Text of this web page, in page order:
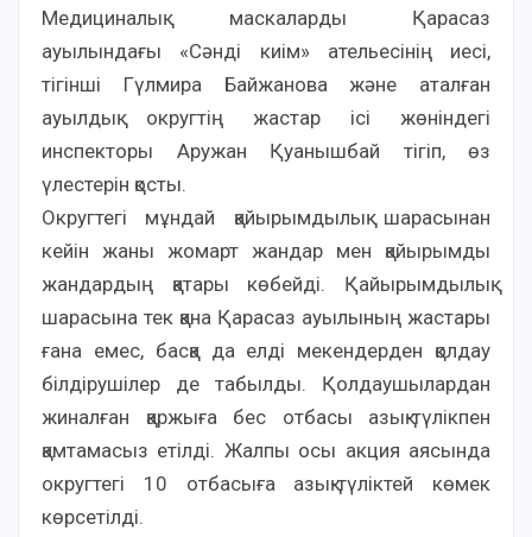
Медициналық маскаларды Қарасаз
ауылындағы «Сәнді киім» ательесінің иесі,
тігінші Гүлмира Байжанова және аталған
ауылдық округтің жастар ісі жөніндегі
инспекторы Аружан Қуанышбай тігіп, өз
үлестерін қосты.
Округтегі мұндай қайырымдылық шарасынан
кейін жаны жомарт жандар мен қайырымды
жандардың қатары көбейді. Қайырымдылық
шарасына тек қана Қарасаз ауылының жастары
ғана емес, басқа да елді мекендерден қолдау
білдірушілер де табылды. Қолдаушылардан
жиналған қаржыға бес отбасы азық-түлікпен
қамтамасыз етілді. Жалпы осы акция аясында
округтегі 10 отбасыға азық-түліктей көмек
көрсетілді.